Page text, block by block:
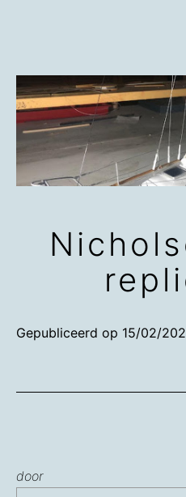
inhoud
Gepubliceerd op 15/02/
door